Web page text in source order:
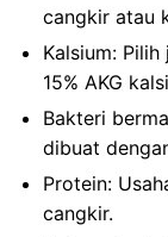
cangkir atau
Kalsium:
15% AKG
Bakteri
dibuat
Protein:
cangkir.